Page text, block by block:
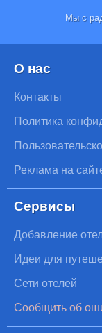
Мы с
О нас
Контакты
Политика
Реклама на
Сервисы
Добавление
Идеи для
Сети отелей
Сообщить об